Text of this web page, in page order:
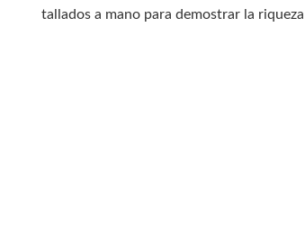
tallados a mano para demostrar la